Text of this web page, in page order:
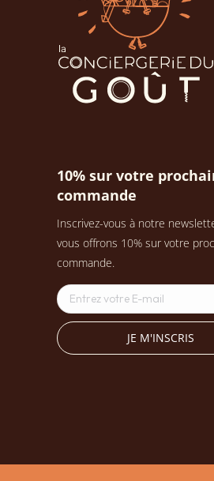
10% sur votre
commande
Inscrivez-vous à notre
vous offrons 10% sur votre
commande.